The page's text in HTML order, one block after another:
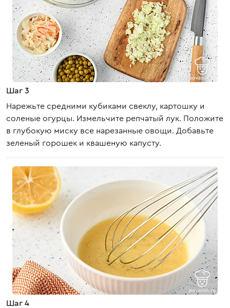
Шаг 3
Нарежьте средними кубиками свеклу, картошку и
соленые огурцы. Измельчите репчатый лук. Положите
в глубокую миску все нарезанные овощи. Добавьте
зеленый горошек и квашеную капусту.
Шаг 4